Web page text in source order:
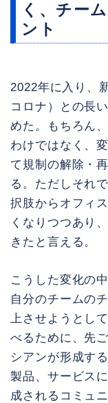
く、チー
ント
2022年に入り、
コロナ）との長
めた。もちろん
わけではなく、
て規制の解除・
る。ただしそれ
択肢からオフィ
くなりつつあり
きたと言える。
こうした変化の
自分のチームの
上させようとし
べるために、先
シアンが形成す
製品、サービス
成されるコミュ